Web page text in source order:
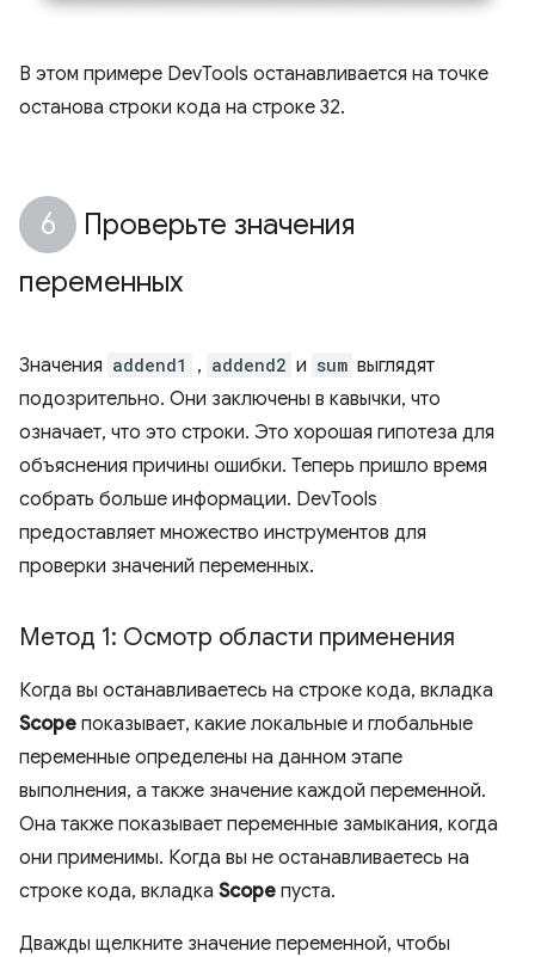
В этом примере DevTools останавливается на точке
останова строки кода на строке 32.
Проверьте значения
переменных
Значения addend1 , addend2 и sum выглядят
подозрительно. Они заключены в кавычки, что
означает, что это строки. Это хорошая гипотеза для
объяснения причины ошибки. Теперь пришло время
собрать больше информации. DevTools
предоставляет множество инструментов для
проверки значений переменных.
Метод 1: Осмотр области применения
Когда вы останавливаетесь на строке кода, вкладка
Scope показывает, какие локальные и глобальные
переменные определены на данном этапе
выполнения, а также значение каждой переменной.
Она также показывает переменные замыкания, когда
они применимы. Когда вы не останавливаетесь на
строке кода, вкладка Scope пуста.
Дважды щелкните значение переменной, чтобы